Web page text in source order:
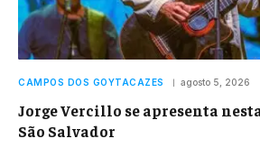
CAMPOS DOS GOYTACAZES agosto 5, 2026
Jorge Vercillo se apresenta
São Salvador